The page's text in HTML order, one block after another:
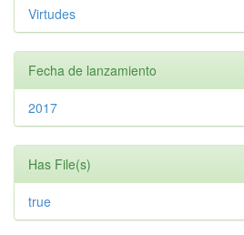
Virtudes
Fecha de lanzamiento
2017
Has File(s)
true